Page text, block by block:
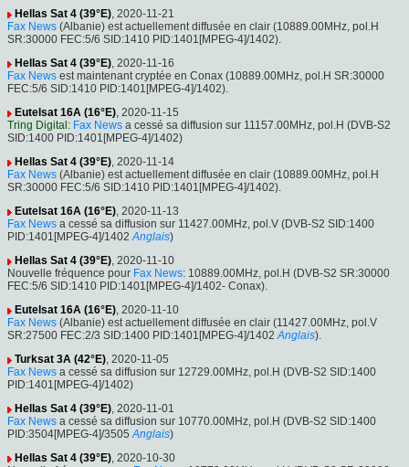
Hellas Sat 4 (39°E), 2020-11-21
Fax News (Albanie) est actuellement diffusée en clair (10889.00MHz, pol.H
SR:30000 FEC:5/6 SID:1410 PID:1401[MPEG-4]/1402).
Hellas Sat 4 (39°E), 2020-11-16
Fax News est maintenant cryptée en Conax (10889.00MHz, pol.H SR:30000
FEC:5/6 SID:1410 PID:1401[MPEG-4]/1402).
Eutelsat 16A (16°E), 2020-11-15
Tring Digital : Fax News a cessé sa diffusion sur 11157.00MHz, pol.H (DVB-S2
SID:1400 PID:1401[MPEG-4]/1402)
Hellas Sat 4 (39°E), 2020-11-14
Fax News (Albanie) est actuellement diffusée en clair (10889.00MHz, pol.H
SR:30000 FEC:5/6 SID:1410 PID:1401[MPEG-4]/1402).
Eutelsat 16A (16°E), 2020-11-13
Fax News a cessé sa diffusion sur 11427.00MHz, pol.V (DVB-S2 SID:1400
PID:1401[MPEG-4]/1402 Anglais)
Hellas Sat 4 (39°E), 2020-11-10
Nouvelle fréquence pour Fax News: 10889.00MHz, pol.H (DVB-S2 SR:30000
FEC:5/6 SID:1410 PID:1401[MPEG-4]/1402- Conax).
Eutelsat 16A (16°E), 2020-11-10
Fax News (Albanie) est actuellement diffusée en clair (11427.00MHz, pol.V
SR:27500 FEC:2/3 SID:1400 PID:1401[MPEG-4]/1402 Anglais).
Turksat 3A (42°E), 2020-11-05
Fax News a cessé sa diffusion sur 12729.00MHz, pol.H (DVB-S2 SID:1400
PID:1401[MPEG-4]/1402)
Hellas Sat 4 (39°E), 2020-11-01
Fax News a cessé sa diffusion sur 10770.00MHz, pol.H (DVB-S2 SID:1400
PID:3504[MPEG-4]/3505 Anglais)
Hellas Sat 4 (39°E), 2020-10-30